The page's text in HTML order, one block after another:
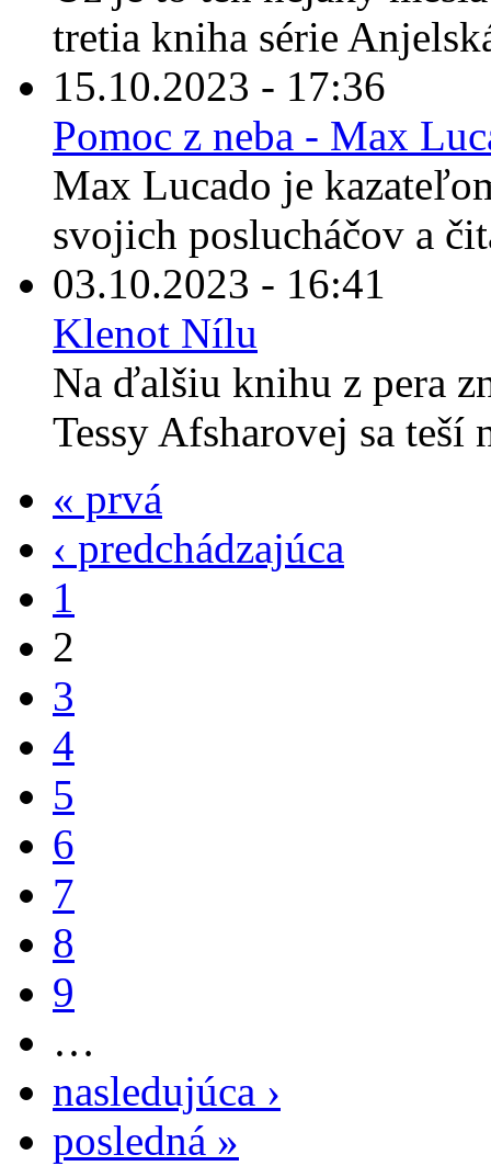
tretia kniha série
15.10.2023 - 17:36
Pomoc z neba - Max
Max Lucado je
svojich poslucháčov a
03.10.2023 - 16:41
Klenot Nílu
Na ďalšiu knihu z pera
Tessy Afsharovej sa teší
« prvá
‹ predchádzajúca
1
2
3
4
5
6
7
8
9
…
nasledujúca ›
posledná »